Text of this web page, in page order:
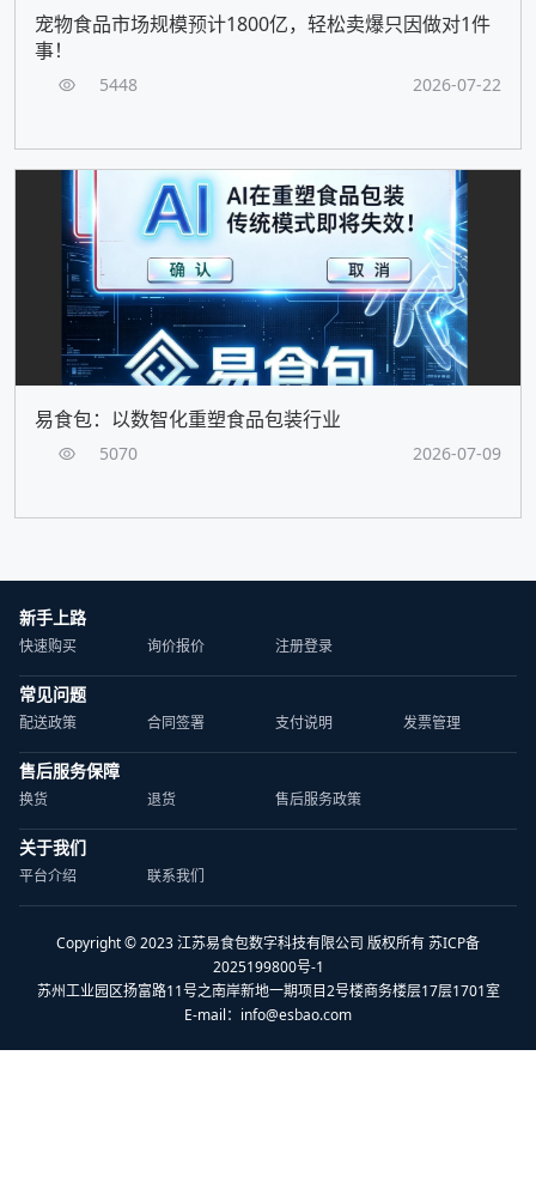
宠物食品市场规模预计1800亿，轻松卖爆只因做对1件
事！
5448 2026-07-22
易食包：以数智化重塑食品包装行业
5070 2026-07-09
新手上路
快速购买 询价报价 注册登录
常见问题
配送政策 合同签署 支付说明 发票管理
售后服务保障
换货 退货 售后服务政策
关于我们
平台介绍 联系我们
Copyright © 2023 江苏易食包数字科技有限公司 版权所有 苏ICP备
2025199800号-1
苏州工业园区扬富路11号之南岸新地一期项目2号楼商务楼层17层1701室
E-mail： info@esbao.com